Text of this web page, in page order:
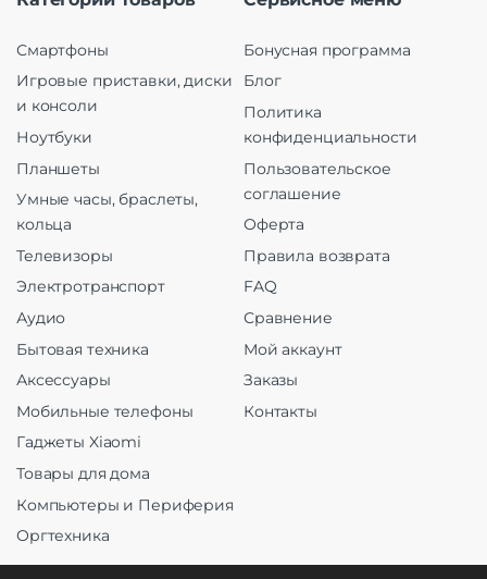
Смартфоны
Игровые приставки, диски
и консоли
Ноутбуки
Планшеты
Умные часы, браслеты,
кольца
Телевизоры
Электротранспорт
Аудио
Бытовая техника
Аксессуары
Мобильные телефоны
Гаджеты Xiaomi
Товары для дома
Компьютеры и Периферия
Оргтехника
Бонусная программа
Блог
Политика
конфиденциальности
Пользовательское
соглашение
Оферта
Правила возврата
FAQ
Сравнение
Мой аккаунт
Заказы
Контакты